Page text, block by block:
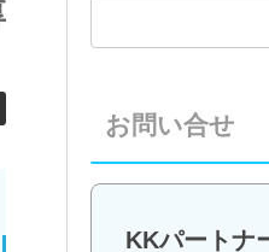
お問い合せ
KKパートナ